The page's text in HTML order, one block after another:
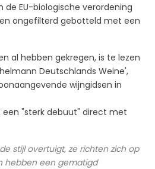
de EU-biologische verordening
ongefilterd gebotteld met een
al hebben gekregen, is te lezen
Deutschlands Weine',
wijngidsen in
"sterk debuut" direct met
stijl overtuigt, ze richten zich op
hebben een gematigd